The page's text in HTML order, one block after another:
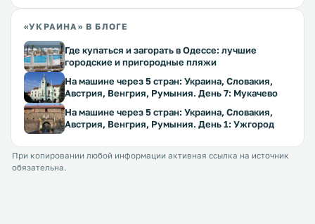
«УКРАИНА» В БЛОГЕ
Где купаться и загорать в Одессе: лучшие
городские и пригородные пляжи
На машине через 5 стран: Украина, Словакия,
Австрия, Венгрия, Румыния. День 7: Мукачево
На машине через 5 стран: Украина, Словакия,
Австрия, Венгрия, Румыния. День 1: Ужгород
При копировании любой информации активная ссылка на источник
обязательна.